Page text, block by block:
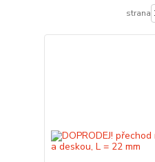
strana